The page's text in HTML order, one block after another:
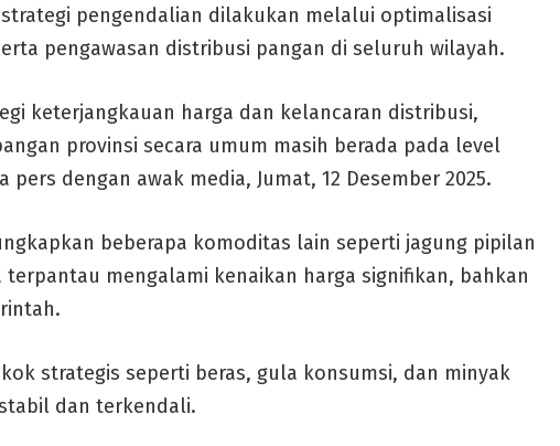
pengendalian dilakukan melalui optimalisasi
pengawasan distribusi pangan di seluruh wilayah.
keterjangkauan harga dan kelancaran distribusi,
provinsi secara umum masih berada pada level
pers dengan awak media, Jumat, 12 Desember 2025.
beberapa komoditas lain seperti jagung pipilan
terpantau mengalami kenaikan harga signifikan, bahkan
strategis seperti beras, gula konsumsi, dan minyak
dan terkendali.